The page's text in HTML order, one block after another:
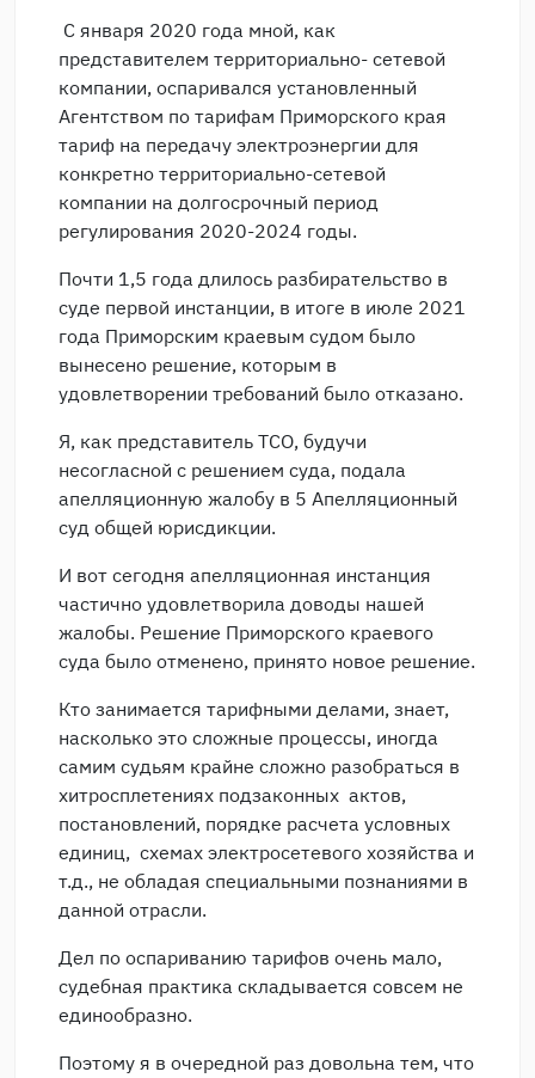
С января 2020 года мной, как
представителем территориально- сетевой
компании, оспаривался установленный
Агентством по тарифам Приморского края
тариф на передачу электроэнергии для
конкретно территориально-сетевой
компании на долгосрочный период
регулирования 2020-2024 годы.
Почти 1,5 года длилось разбирательство в
суде первой инстанции, в итоге в июле 2021
года Приморским краевым судом было
вынесено решение, которым в
удовлетворении требований было отказано.
Я, как представитель ТСО, будучи
несогласной с решением суда, подала
апелляционную жалобу в 5 Апелляционный
суд общей юрисдикции.
И вот сегодня апелляционная инстанция
частично удовлетворила доводы нашей
жалобы. Решение Приморского краевого
суда было отменено, принято новое решение.
Кто занимается тарифными делами, знает,
насколько это сложные процессы, иногда
самим судьям крайне сложно разобраться в
хитросплетениях подзаконных актов,
постановлений, порядке расчета условных
единиц, схемах электросетевого хозяйства и
т.д., не обладая специальными познаниями в
данной отрасли.
Дел по оспариванию тарифов очень мало,
судебная практика складывается совсем не
единообразно.
Поэтому я в очередной раз довольна тем, что